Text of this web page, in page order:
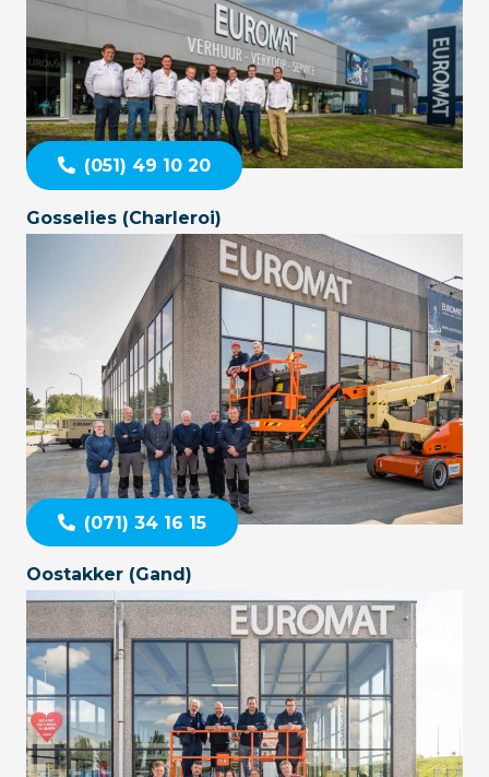
(051) 49 10 20
Gosselies (Charleroi)
(071) 34 16 15
Oostakker (Gand)